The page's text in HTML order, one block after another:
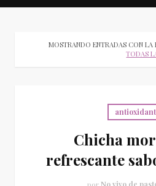
MOSTRANDO ENTRADAS CON LA
TODAS
Chicha
refrescante
por No vivo de